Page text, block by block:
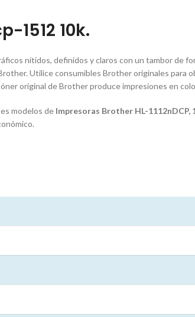
1512 10k.
nítidos, definidos y claros con un tambor de
Utilice consumibles Brother originales para
original de Brother produce impresiones en
modelos de Impresoras Brother HL-1112nDCP,